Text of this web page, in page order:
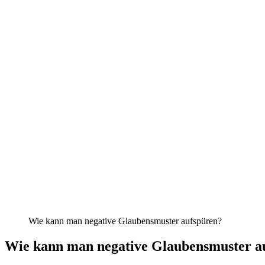
Wie kann man negative Glaubensmuster aufspüren?
Wie kann man negative Glaubensmuster